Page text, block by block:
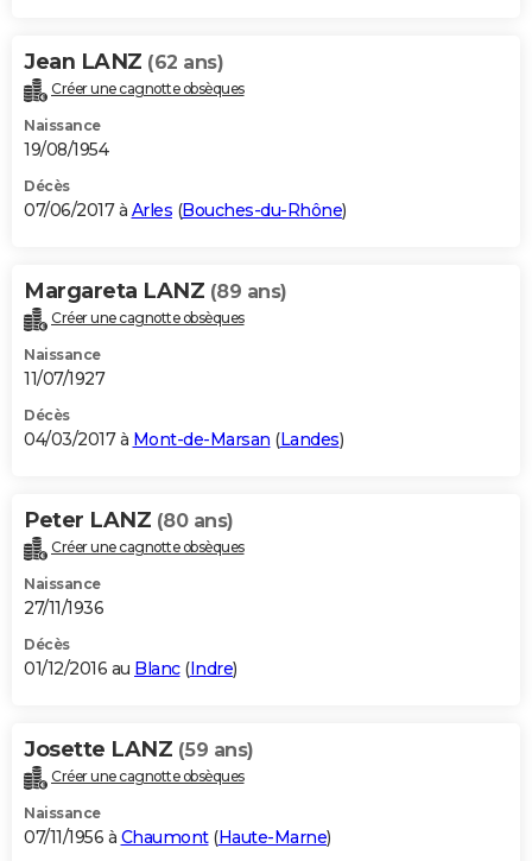
Jean LANZ (62 ans)
Créer une cagnotte obsèques
Naissance
19/08/1954
Décès
07/06/2017 à Arles (Bouches-du-Rhône)
Margareta LANZ (89 ans)
Créer une cagnotte obsèques
Naissance
11/07/1927
Décès
04/03/2017 à Mont-de-Marsan (Landes)
Peter LANZ (80 ans)
Créer une cagnotte obsèques
Naissance
27/11/1936
Décès
01/12/2016 au Blanc(Indre)
Josette LANZ (59 ans)
Créer une cagnotte obsèques
Naissance
07/11/1956 à Chaumont(Haute-Marne)